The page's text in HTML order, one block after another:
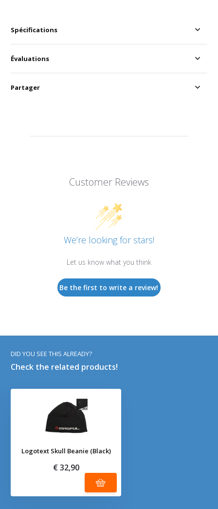
Spécifications
Customer Reviews
We’re looking for stars!
Let us know what you think
Be the first to write a review!
Évaluations
Partager
DID YOU SEE THIS ALREADY?
Check the related products!
Logotext Skull Beanie (Black)
€ 32,90